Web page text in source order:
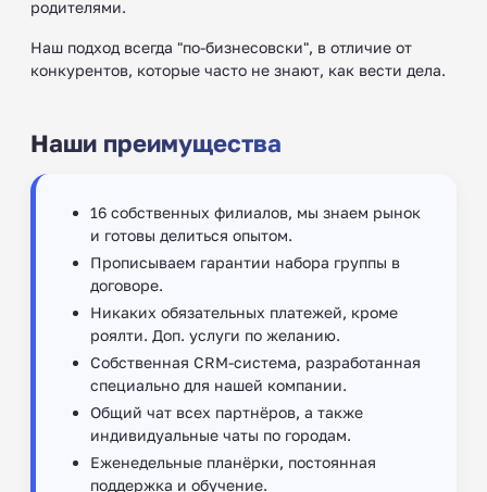
родителями.
Наш подход всегда "по-бизнесовски", в отличие от
конкурентов, которые часто не знают, как вести дела.
Наши преимущества
16 собственных филиалов, мы знаем рынок
и готовы делиться опытом.
Прописываем гарантии набора группы в
договоре.
Никаких обязательных платежей, кроме
роялти. Доп. услуги по желанию.
Собственная CRM-система, разработанная
специально для нашей компании.
Общий чат всех партнёров, а также
индивидуальные чаты по городам.
Еженедельные планёрки, постоянная
поддержка и обучение.